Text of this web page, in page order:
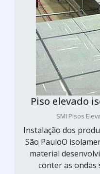
Piso elevado
SMI Pisos
Instalação dos
São PauloO
material
conter as ondas